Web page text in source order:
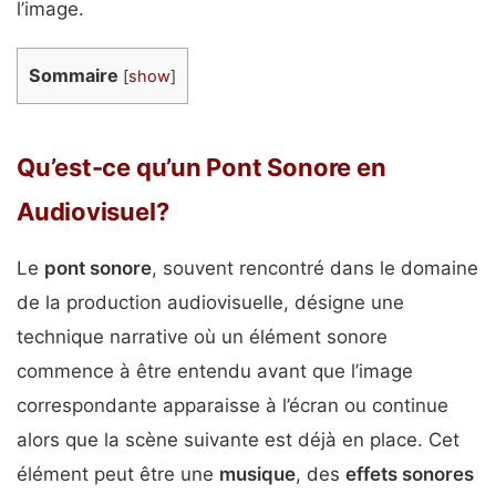
l’image.
Sommaire [show]
Qu’est-ce qu’un Pont Sonore en
Audiovisuel?
Le pont sonore, souvent rencontré dans le domaine
de la production audiovisuelle, désigne une
technique narrative où un élément sonore
commence à être entendu avant que l’image
correspondante apparaisse à l’écran ou continue
alors que la scène suivante est déjà en place. Cet
élément peut être une musique, des effets sonores